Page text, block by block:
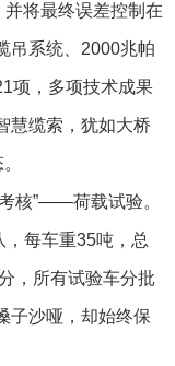
将最终误差控制在
吊系统、2000兆帕
项，多项技术成果
慧缆索，犹如大桥
核”——荷载试验。
，每车重35吨，总
，所有试验车分批
子沙哑，却始终保